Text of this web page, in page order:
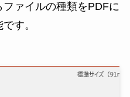
ァイルの種類をPDFに
す。